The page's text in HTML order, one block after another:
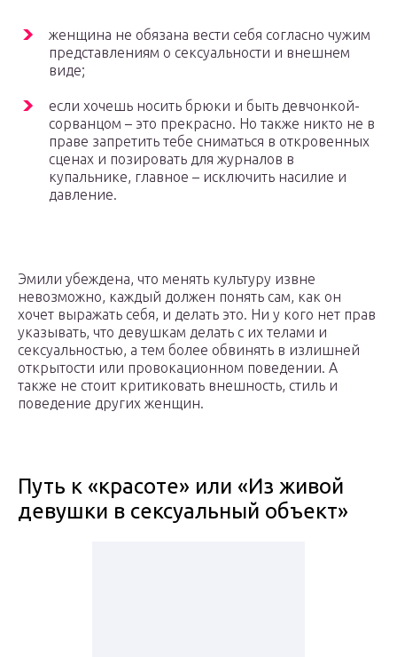
женщина не обязана вести себя согласно чужим
представлениям о сексуальности и внешнем
виде;
если хочешь носить брюки и быть девчонкой-
сорванцом – это прекрасно. Но также никто не в
праве запретить тебе сниматься в откровенных
сценах и позировать для журналов в
купальнике, главное – исключить насилие и
давление.
Эмили убеждена, что менять культуру извне
невозможно, каждый должен понять сам, как он
хочет выражать себя, и делать это. Ни у кого нет прав
указывать, что девушкам делать с их телами и
сексуальностью, а тем более обвинять в излишней
открытости или провокационном поведении. А
также не стоит критиковать внешность, стиль и
поведение других женщин.
Путь к «красоте» или «Из живой
девушки в сексуальный объект»